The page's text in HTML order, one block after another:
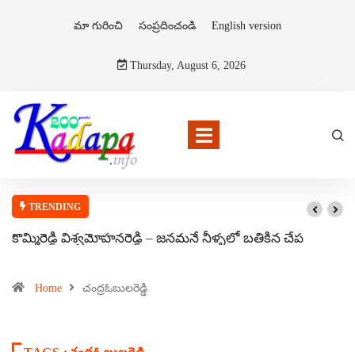
మా గురించి సంప్రదించండి English version
Thursday, August 6, 2026
TRENDING
కొమ్మిరెడ్డి విశ్వమోహనరెడ్డి – జనమనే నీళ్ళలో బతికిన చేప
Home చంద్రఓబులరెడ్డి